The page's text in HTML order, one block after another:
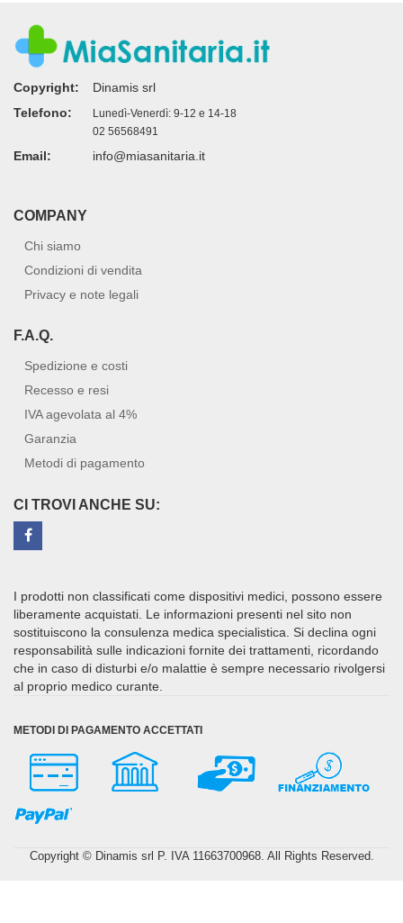
Copyright:
Dinamis srl
Telefono:
Lunedì-Venerdì: 9-12 e 14-18
02 56568491
Email: info@miasanitaria.it
COMPANY
Chi siamo
Condizioni di vendita
Privacy e note legali
F.A.Q.
Spedizione e costi
Recesso e resi
IVA agevolata al 4%
Garanzia
Metodi di pagamento
CI TROVI ANCHE SU:
I prodotti non classificati come dispositivi medici, possono essere
liberamente acquistati. Le informazioni presenti nel sito non
sostituiscono la consulenza medica specialistica. Si declina ogni
responsabilità sulle indicazioni fornite dei trattamenti, ricordando
che in caso di disturbi e/o malattie è sempre necessario rivolgersi
al proprio medico curante.
METODI DI PAGAMENTO ACCETTATI
Copyright © Dinamis srl P. IVA 11663700968. All Rights Reserved.